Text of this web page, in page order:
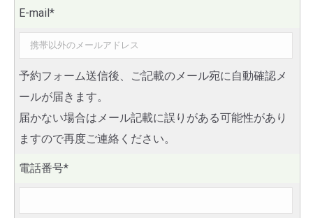
E-mail*
予約フォーム送信後、ご記載のメール宛に自動確認メ
ールが届きます。
届かない場合はメール記載に誤りがある可能性があり
ますので再度ご連絡ください。
電話番号*